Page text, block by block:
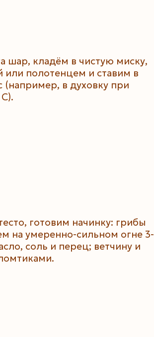
шар, кладём в чистую миску,
или полотенцем и ставим в
(например, в духовку при
готовим начинку: грибы
на умеренно-сильном огне 3-
соль и перец; ветчину и